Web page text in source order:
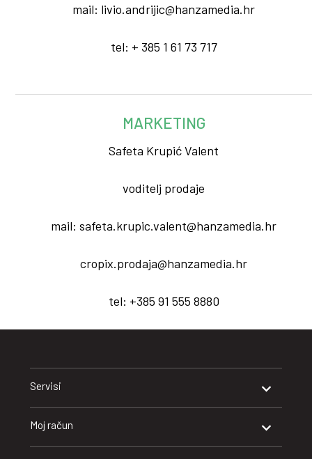
mail: livio.andrijic@hanzamedia.hr
tel: + 385 1 61 73 717
MARKETING
Safeta Krupić Valent
voditelj prodaje
mail: safeta.krupic.valent@hanzamedia.hr
cropix.prodaja@hanzamedia.hr
tel: +385 91 555 8880
Servisi
Moj račun